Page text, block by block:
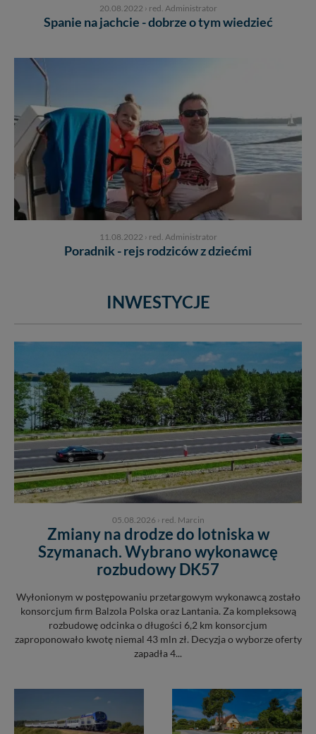
20.08.2022 › red. Administrator
Spanie na jachcie - dobrze o tym wiedzieć
11.08.2022 › red. Administrator
Poradnik - rejs rodziców z dziećmi
INWESTYCJE
05.08.2026 › red. Marcin
Zmiany na drodze do lotniska w
Szymanach. Wybrano wykonawcę
rozbudowy DK57
Wyłonionym w postępowaniu przetargowym wykonawcą zostało
konsorcjum firm Balzola Polska oraz Lantania. Za kompleksową
rozbudowę odcinka o długości 6,2 km konsorcjum
zaproponowało kwotę niemal 43 mln zł. Decyzja o wyborze oferty
zapadła 4...